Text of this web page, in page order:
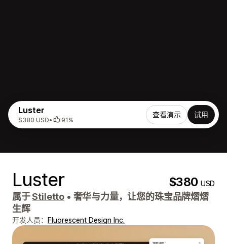
Luster
$380 USD• 91%
查看演示 试用
Luster $380USD
属于Stiletto • 奢华与力量，让您的珠宝品牌熠熠
生辉
开发人员： Fluorescent Design Inc.